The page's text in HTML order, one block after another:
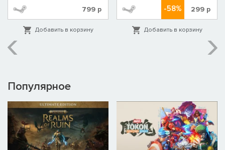
799 р
Добавить в корзину
-58% 299 р
Добавить в корзину
Популярное